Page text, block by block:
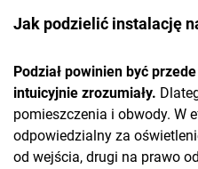
Jak podzielić instalację
Podział powinien być
intuicyjnie zrozumiały.
pomieszczenia i obwody. W
odpowiedzialny za
od wejścia, drugi na prawo